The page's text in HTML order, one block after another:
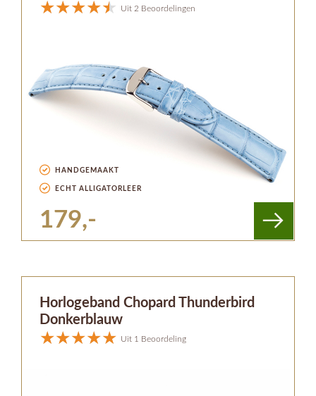
Uit 2 Beoordelingen
HANDGEMAAKT
ECHT ALLIGATORLEER
179,-
Horlogeband Chopard Thunderbird
Donkerblauw
Uit 1 Beoordeling